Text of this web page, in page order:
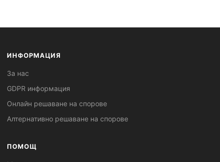
ИНФОРМАЦИЯ
За нас
GDPR информация
Онлайн решаване на спорове
Алтернативно решаване на спорове
ПОМОЩ